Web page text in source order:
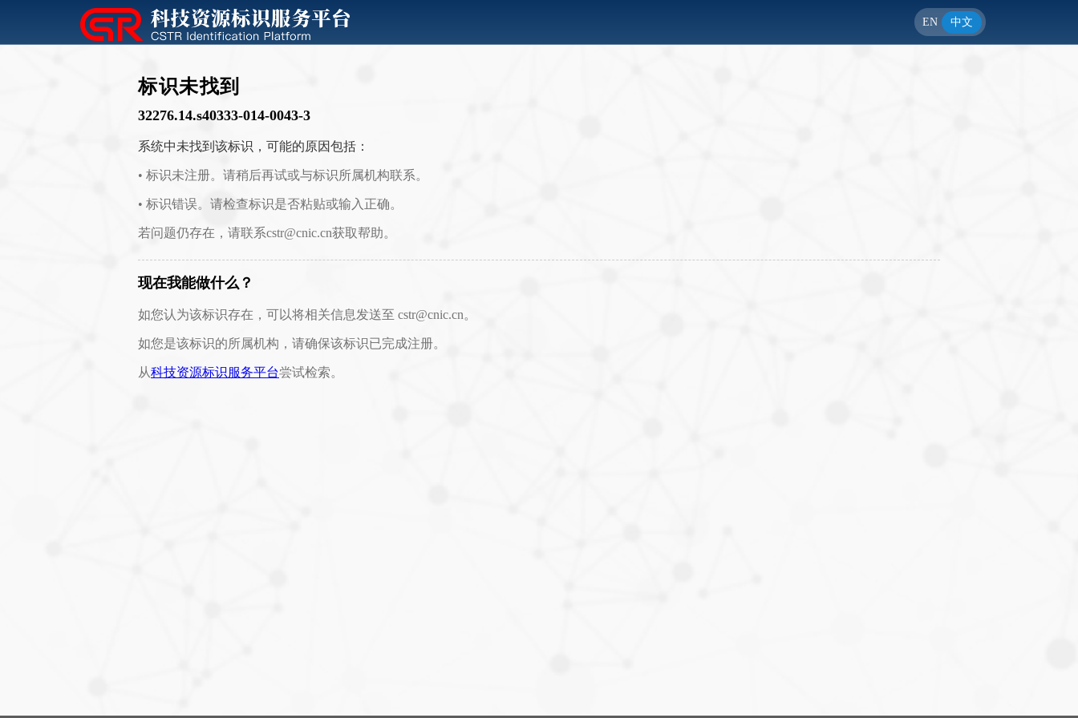
EN 中文
标识未找到
32276.14.s40333-014-0043-3
系统中未找到该标识，可能的原因包括：
• 标识未注册。请稍后再试或与标识所属机构联系。
• 标识错误。请检查标识是否粘贴或输入正确。
若问题仍存在，请联系cstr@cnic.cn获取帮助。
现在我能做什么？
如您认为该标识存在，可以将相关信息发送至 cstr@cnic.cn。
如您是该标识的所属机构，请确保该标识已完成注册。
从科技资源标识服务平台尝试检索。